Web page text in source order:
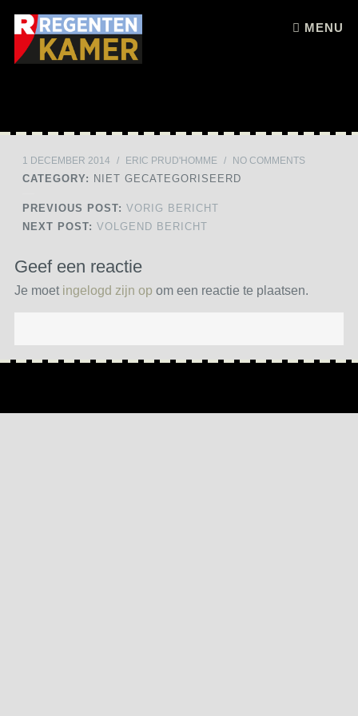
MENU
Skip to content
1 DECEMBER 2014 / ERIC PRUD'HOMME / NO COMMENTS
CATEGORY: NIET GECATEGORISEERD
PREVIOUS POST: VORIG BERICHT
NEXT POST: VOLGEND BERICHT
Geef een reactie
Je moet ingelogd zijn op om een reactie te plaatsen.